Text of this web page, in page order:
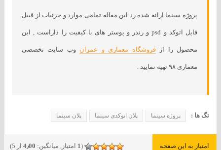
پروژه سینما ارائه شده رد این مقاله تمامی موارد و جزئیات از قبیل
فایل اتوکد و psd و رندر و پوستر های با کیفیت را داراست , این
محصول را ازفروشگاه معماری و عمران وب سایت تخصصی
معماری ۹۸ تهیه نمایید .
تگ ها : پروژه سینما پلان اتوکدی سینما پلان سینما
امتیاز به این صفحه (
1 امتیاز, میانگین: 4٫00 از 5)